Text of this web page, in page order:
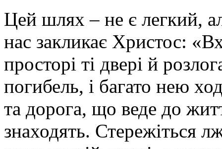
Цей шлях – не є легкий,
нас закликає Христос:
просторі ті двері й
погибель, і багато нею
та дорога, що веде до
знаходять. Стережіться